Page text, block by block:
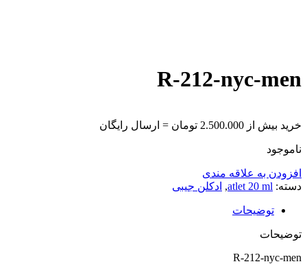
R-212-nyc-men
خرید بیش از 2.500.000 تومان = ارسال رایگان
ناموجود
افزودن به علاقه مندی
دسته: atlet 20 ml
, ادکلن جیبی
توضیحات
توضیحات
R-212-nyc-men